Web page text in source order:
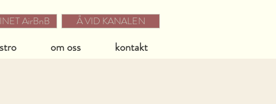
Å VID KANALEN
AirBnB
om oss kontakt